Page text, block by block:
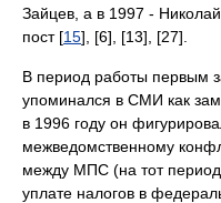
Зайцев, а в 1997 -
пост [15], [6], [13], [27].
В период работы первым
упоминался в СМИ как
в 1996 году он
межведомственному
между МПС (на тот
уплате налогов в